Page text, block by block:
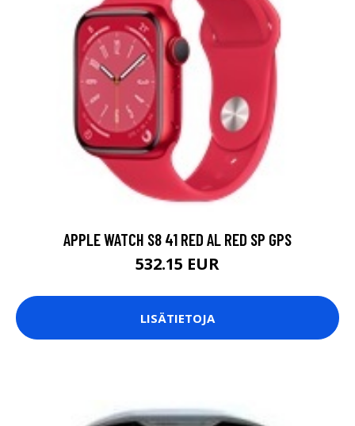
APPLE WATCH S8 41 RED AL RED SP GPS
532.15 EUR
LISÄTIETOJA